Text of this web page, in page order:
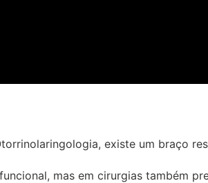
existe um braço
mas em cirurgias também